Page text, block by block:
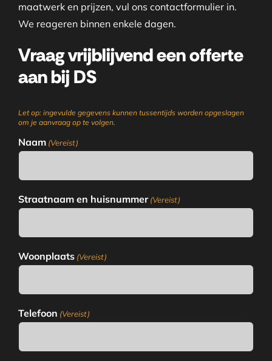
maatwerk en prijzen, vul ons contactformulier in.
We reageren binnen enkele dagen.
Vraag vrijblijvend een offerte
aan bij DS
Let op: ingevulde gegevens kunnen tussentijds worden opgeslagen
om je aanvraag op te volgen.
Naam (Vereist)
Straatnaam en huisnummer (Vereist)
Woonplaats (Vereist)
Telefoon (Vereist)